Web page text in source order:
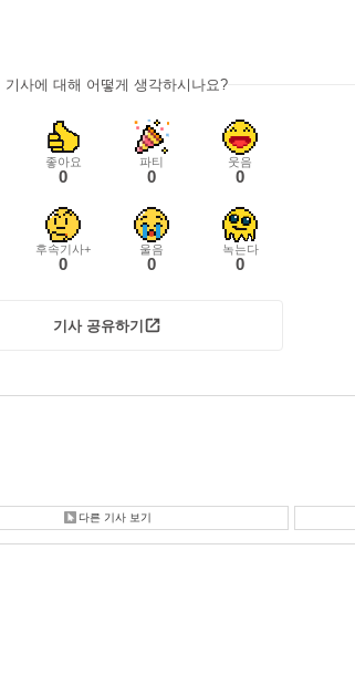
기사에 대해 어떻게 생각하시나요?
좋아요
0
파티
0
웃음
0
후속기사+
0
울음
0
녹는다
0
기사 공유하기
다른 기사 보기